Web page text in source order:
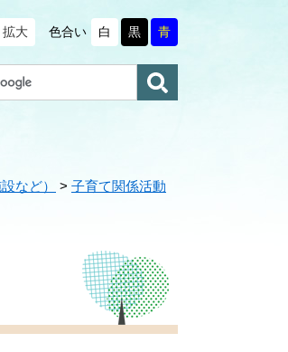
拡大 色合い 白 黒 青
など） > 子育て関係活動